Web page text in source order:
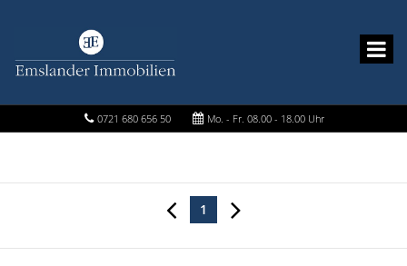
0721 680 656 50 Mo. - Fr. 08.00 - 18.00 Uhr
1